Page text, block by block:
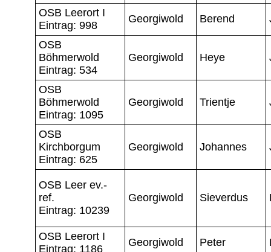
OSB Leerort I
Eintrag: 998
Georgiwold Berend
OSB
Böhmerwold
Eintrag: 534
Georgiwold Heye
OSB
Böhmerwold
Eintrag: 1095
Georgiwold Trientje
OSB
Kirchborgum
Eintrag: 625
Georgiwold Johannes
OSB Leer ev.-
ref.
Eintrag: 10239
Georgiwold Sieverdus
OSB Leerort I
Eintrag: 1186
Georgiwold Peter